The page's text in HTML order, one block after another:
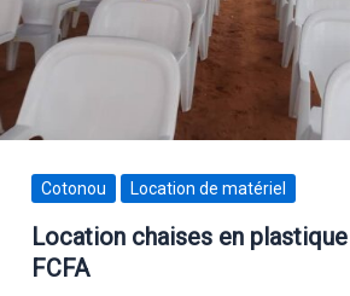
Cotonou Location de matériel
Location chaises en
FCFA